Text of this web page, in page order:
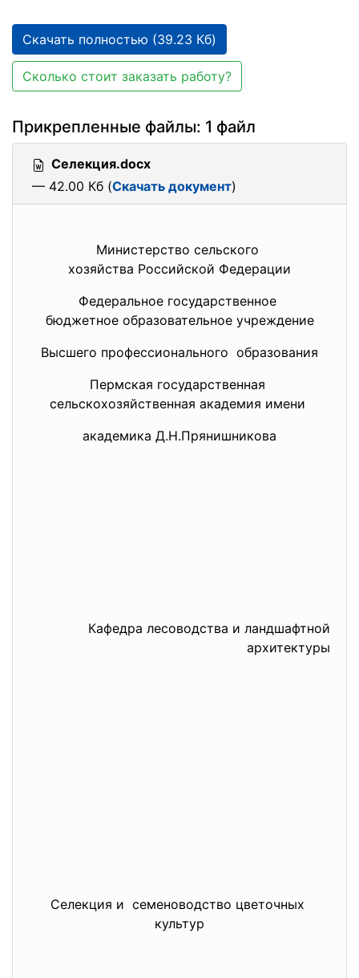
Скачать полностью (39.23 Кб)
Сколько стоит заказать работу?
Прикрепленные файлы: 1 файл
Селекция.docx
— 42.00 Кб (Скачать документ)
Министерство сельского
хозяйства Российской Федерации
Федеральное государственное
бюджетное образовательное учреждение
Высшего профессионального образования
Пермская государственная
сельскохозяйственная академия имени
академика Д.Н.Прянишникова
Кафедра лесоводства и ландшафтной
архитектуры
Селекция и семеноводство цветочных
культур